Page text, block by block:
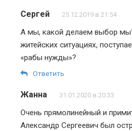
Сергей 25.12.2019 в 21:54
А мы, какой делаем выбор
житейских ситуациях,
«рабы нужды»?
Ответить
Жанна 31.01.2020 в 20:33
Очень прямолинейный и
Александр Сергеевич был